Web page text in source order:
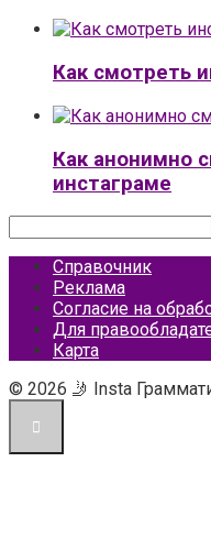
Как смотреть
Как анонимно
инстаграме
Справочник
Реклама
Согласие на
Для
Карта
© 2026 🤳 Insta